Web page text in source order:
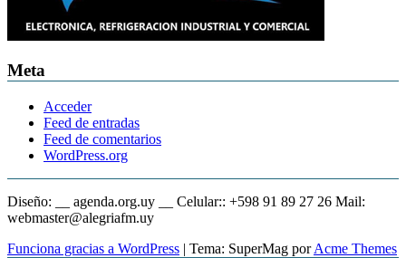
Meta
Acceder
Feed de entradas
Feed de comentarios
WordPress.org
Diseño: __ agenda.org.uy __ Celular:: +598 91 89 27 26 Mail:
webmaster@alegriafm.uy
Funciona gracias a WordPress | Tema: SuperMag porAcme Themes